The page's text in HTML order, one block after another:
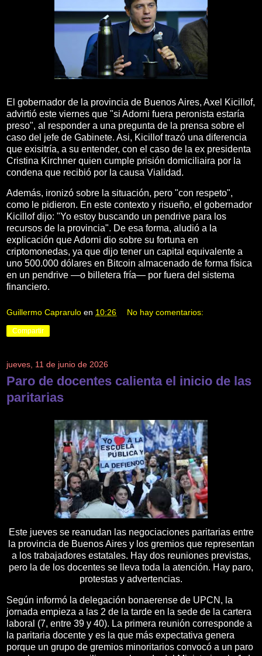
El gobernador de la provincia de Buenos Aires, Axel Kicillof,
advirtió este viernes que "si Adorni fuera peronista estaría
preso", al responder a una pregunta de la prensa sobre el
caso del jefe de Gabinete. Asi, Kicillof trazó una diferencia
que exisitría, a su entender, con el caso de la ex presidenta
Cristina Kirchner quien cumple prisión domiciliaira por la
condena que recibió por la causa Vialidad.
Además, ironizó sobre la situación, pero "con respeto",
como le pidieron. En este contexto y risueño, el gobernador
Kicillof dijo: "Yo estoy buscando un pendrive para los
recursos de la provincia". De esa forma, aludió a la
explicación que Adorni dio sobre su fortuna en
criptomonedas, ya que dijo tener un capital equivalente a
uno 500.000 dólares en Bitcoin almacenado de forma física
en un pendrive —o billetera fría— por fuera del sistema
financiero.
Guillermo Caprarulo en 10:26 No hay comentarios:
Compartir
jueves, 11 de junio de 2026
Paro de docentes calienta el inicio de las
paritarias
Este jueves se reanudan las negociaciones paritarias entre
la provincia de Buenos Aires y los gremios que representan
a los trabajadores estatales. Hay dos reuniones previstas,
pero la de los docentes se lleva toda la atención. Hay paro,
protestas y advertencias.
Según informó la delegación bonaerense de UPCN, la
jornada empieza a las 2 de la tarde en la sede de la cartera
laboral (7, entre 39 y 40). La primera reunión corresponde a
la paritaria docente y es la que más expectativa genera
porque un grupo de gremios minoritarios convocó a un paro